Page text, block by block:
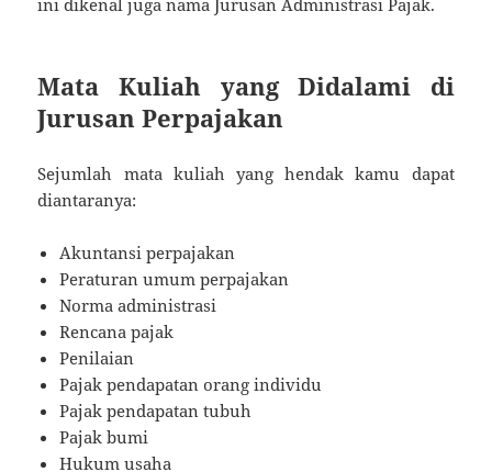
ini dikenal juga nama Jurusan Administrasi Pajak.
Mata Kuliah yang Didalami di
Jurusan Perpajakan
Sejumlah mata kuliah yang hendak kamu dapat
diantaranya:
Akuntansi perpajakan
Peraturan umum perpajakan
Norma administrasi
Rencana pajak
Penilaian
Pajak pendapatan orang individu
Pajak pendapatan tubuh
Pajak bumi
Hukum usaha